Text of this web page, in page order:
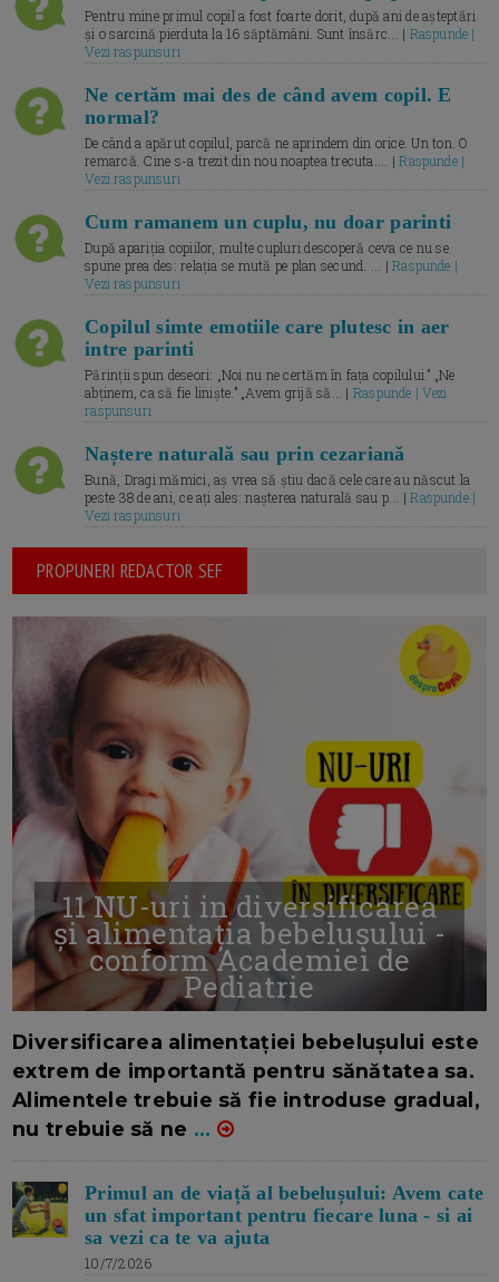
Pentru mine primul copil a fost foarte dorit, după ani de așteptări
și o sarcină pierduta la 16 săptămâni. Sunt însărc... | Raspunde |
Vezi raspunsuri
Ne certăm mai des de când avem copil. E
normal?
De când a apărut copilul, parcă ne aprindem din orice. Un ton. O
remarcă. Cine s-a trezit din nou noaptea trecuta.... |Raspunde |
Vezi raspunsuri
Cum ramanem un cuplu, nu doar parinti
După apariția copiilor, multe cupluri descoperă ceva ce nu se
spune prea des: relația se mută pe plan secund. ... |Raspunde |
Vezi raspunsuri
Copilul simte emotiile care plutesc in aer
intre parinti
Părinții spun deseori: „Noi nu ne certăm în fața copilului.” „Ne
abținem, ca să fie liniște.” „Avem grijă să... | Raspunde | Vezi
raspunsuri
Naștere naturală sau prin cezariană
Bună, Dragi mămici, aș vrea să știu dacă cele care au născut la
peste 38 de ani, ce ați ales: nașterea naturală sau p... |Raspunde |
Vezi raspunsuri
PROPUNERI REDACTOR SEF
11 NU-uri in diversificarea
și alimentația bebelușului -
conform Academiei de
Pediatrie
Diversificarea alimentației bebelușului este
extrem de importantă pentru sănătatea sa.
Alimentele trebuie să fie introduse gradual,
nu trebuie să ne ...
Primul an de viață al bebelușului: Avem cate
un sfat important pentru fiecare luna - si ai
sa vezi ca te va ajuta
10/7/2026